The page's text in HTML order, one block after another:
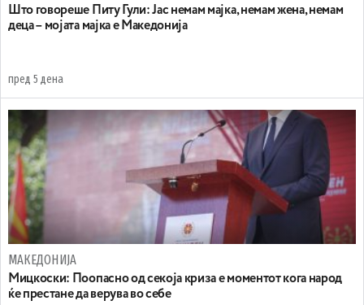
Што говореше Питу Гули: Јас немам мајка, немам жена, немам
деца – мојата мајка е Македонија
пред 5 дена
МАКЕДОНИЈА
Мицкоски: Поопасно од секоја криза е моментот кога народ
ќе престане да верува во себе